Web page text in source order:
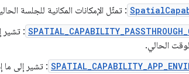
: تمثّل الإمكانات المكانية للجلسة
: تشير
الحالي.
: تشير إلى ما